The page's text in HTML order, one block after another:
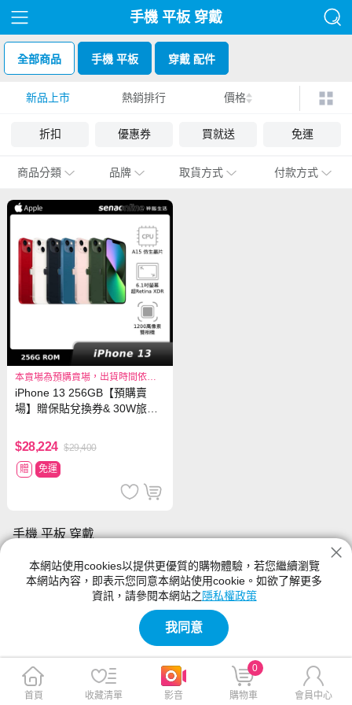
手機 平板 穿戴
全部商品 手機 平板 穿戴 配件
新品上市 熱銷排行 價格
折扣 優惠券 買就送 免運
商品分類 品牌 取貨方式 付款方式
本賣場為預購賣場，出貨時間依照
iPhone 13 256GB【預購賣
場】贈保貼兌換券& 30W旅充
$28,224 $29,400
贈
免運
手機 平板 穿戴
神腦生活的手機 平板 穿戴館別提供各種類型、尺寸規格、功能、顏
色的產品,手機 平板 穿戴的新品與優惠商品都在神腦生活裡
本網站使用cookies以提供更優質的購物體驗，若您繼續瀏覽
本網站內容，即表示您同意本網站使用cookie。如欲了解更多
資訊，請參閱本網站之 隱私權政策
我同意
首頁 收藏清單 影音 購物車
0
會員中心